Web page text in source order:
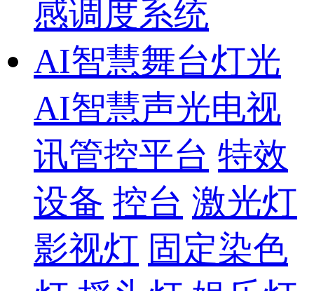
感调度系统
AI智慧舞台灯光
AI智慧声光电视
讯管控平台 特效
设备 控台 激光灯
影视灯 固定染色